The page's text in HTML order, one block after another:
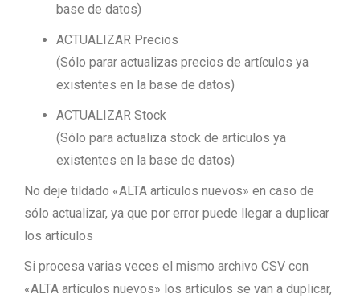
base de datos)
ACTUALIZAR Precios
(Sólo parar actualizas precios de artículos ya
existentes en la base de datos)
ACTUALIZAR Stock
(Sólo para actualiza stock de artículos ya
existentes en la base de datos)
No deje tildado «ALTA artículos nuevos» en caso de
sólo actualizar, ya que por error puede llegar a duplicar
los artículos
Si procesa varias veces el mismo archivo CSV con
«ALTA artículos nuevos» los artículos se van a duplicar,